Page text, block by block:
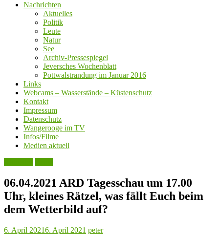
Nachrichten
Aktuelles
Politik
Leute
Natur
See
Archiv-Pressespiegel
Jeversches Wochenblatt
Pottwalstrandung im Januar 2016
Links
Webcams – Wasserstände – Küstenschutz
Kontakt
Impressum
Datenschutz
Wangerooge im TV
Infos/Filme
Medien aktuell
06.04.2021 ARD Tagesschau um 17.00
Uhr, kleines Rätzel, was fällt Euch beim
dem Wetterbild auf?
6. April 20216. April 2021 peter